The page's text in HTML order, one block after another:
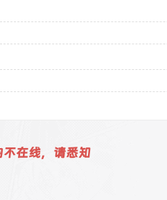
不在线，请悉知